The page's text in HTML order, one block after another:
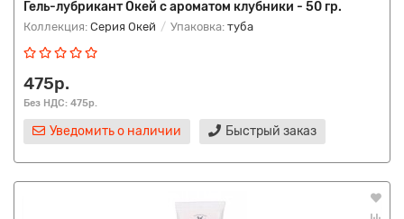
Гель-лубрикант Окей с ароматом клубники - 50 гр.
Коллекция: Серия Окей Упаковка: туба
475р.
Без НДС: 475р.
Уведомить о наличии Быстрый заказ